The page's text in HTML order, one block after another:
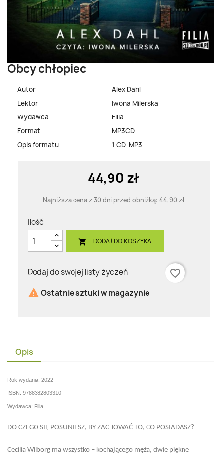
Obcy chłopiec
Autor
Alex Dahl
Lektor
Iwona Milerska
Wydawca
Filia
Format
MP3CD
Opis formatu
1 CD-MP3
44,90 zł
Najniższa cena z 30 dni przed obniżką: 44,90 zł
Ilość
 DODAJ DO KOSZYKA
Dodaj do swojej listy życzeń
favorite_border
 Ostatnie sztuki w magazynie
Opis
Rok wydania: 2022
ISBN: 9788382803310
Wydawca: Filia
DO CZEGO SIĘ POSUNIESZ, BY ZACHOWAĆ TO, CO POSIADASZ?
Cecilia Wilborg ma wszystko – kochającego męża, dwie piękne